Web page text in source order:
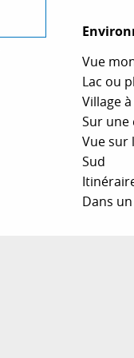
Vue
Lac ou
Village
Sur
Vue sur
Sud
Dans